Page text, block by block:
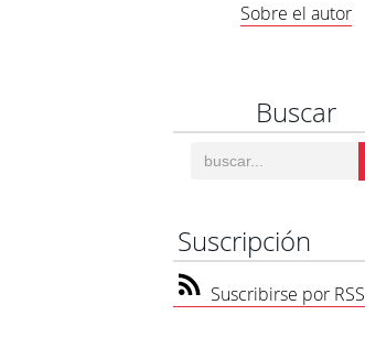
Sobre el autor
Buscar
Suscripción
Suscribirse por RSS